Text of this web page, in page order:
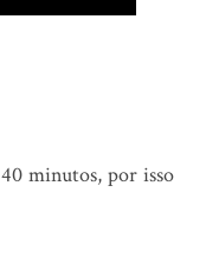
minutos, por isso